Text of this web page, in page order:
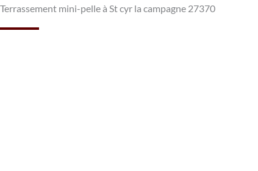
Terrassement mini-pelle à St cyr la campagne 27370